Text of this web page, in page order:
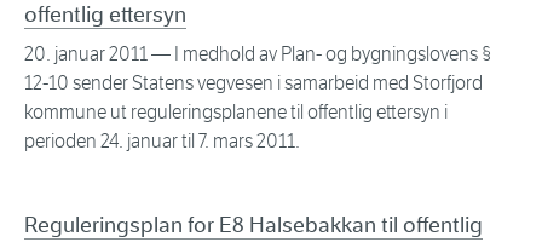
offentlig ettersyn
20. januar 2011— I medhold av Plan- og bygningslovens §
12-10 sender Statens vegvesen i samarbeid med Storfjord
kommune ut reguleringsplanene til offentlig ettersyn i
perioden 24. januar til 7. mars 2011.
Reguleringsplan for E8 Halsebakkan til offentlig